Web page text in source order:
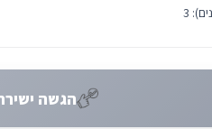
3
הגשה